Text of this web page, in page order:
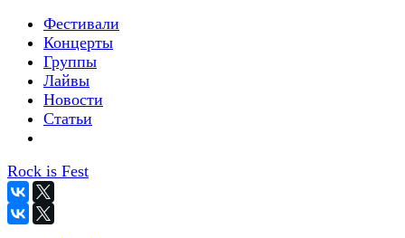
Фестивали
Концерты
Группы
Лайвы
Новости
Статьи
Rock is Fest